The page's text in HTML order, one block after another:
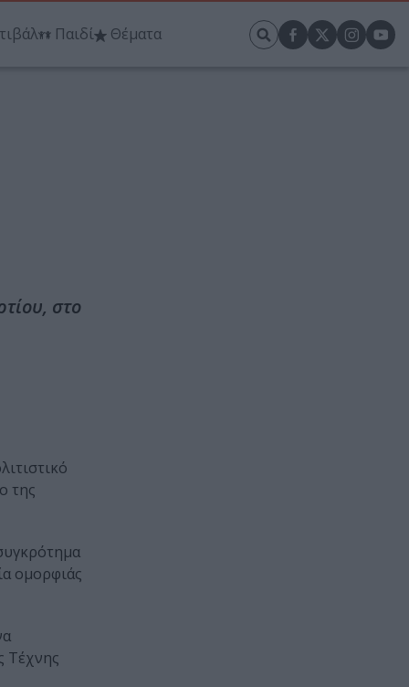
Παιδί Θέματα
στο
της
ομορφιάς
Τέχνης